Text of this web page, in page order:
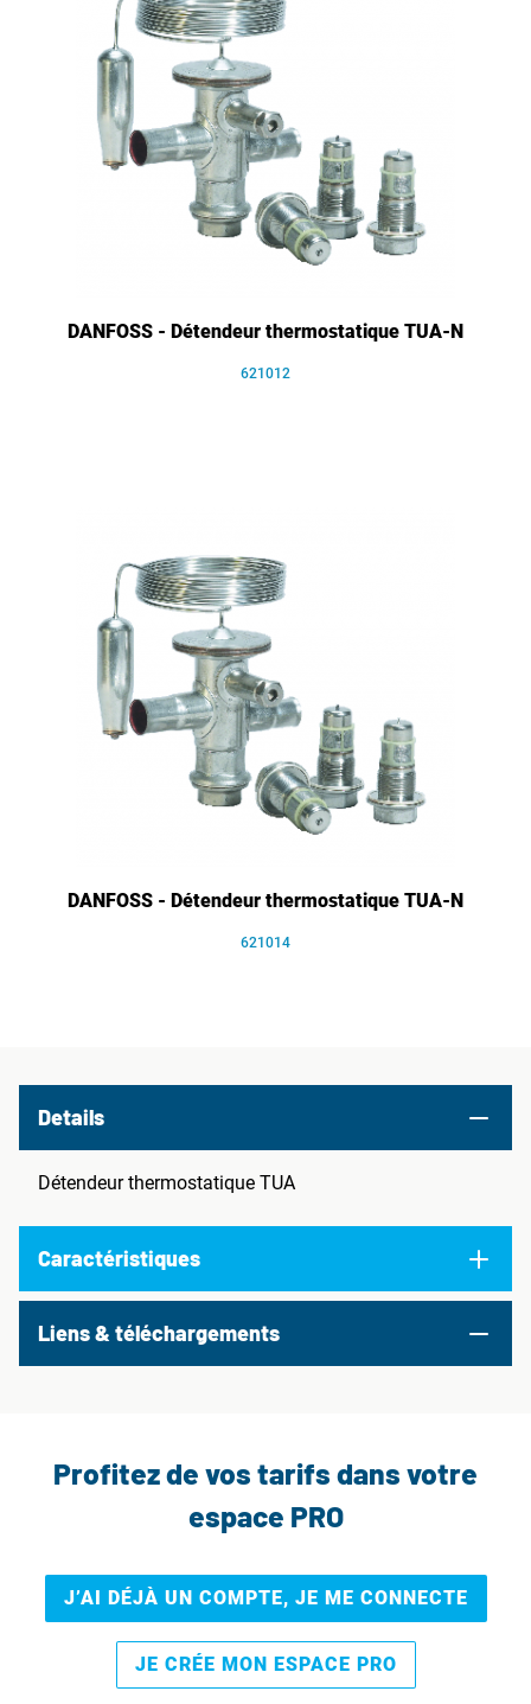
DANFOSS - Détendeur thermostatique TUA-N
621012
DANFOSS - Détendeur thermostatique TUA-N
621014
Details
Détendeur thermostatique TUA
Caractéristiques
Liens & téléchargements
Profitez de vos tarifs dans votre
espace PRO
J’AI DÉJÀ UN COMPTE, JE ME CONNECTE
JE CRÉE MON ESPACE PRO